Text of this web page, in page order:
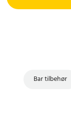
Bar tilbehør